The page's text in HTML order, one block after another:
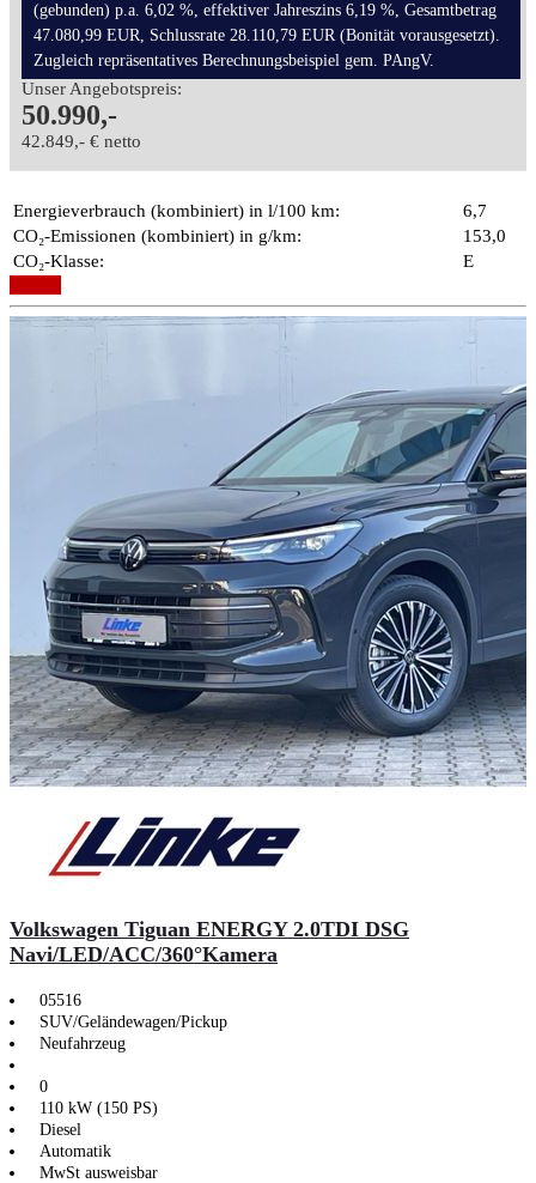
(gebunden) p.a. 6,02 %, effektiver Jahreszins 6,19 %, Gesamtbetrag
47.080,99 EUR, Schlussrate 28.110,79 EUR (Bonität vorausgesetzt).
Zugleich repräsentatives Berechnungsbeispiel gem. PAngV.
Unser Angebotspreis:
50.990,-
42.849,- € netto
Energieverbrauch (kombiniert) in l/100 km:
6,7
CO₂-Emissionen (kombiniert) in g/km:
153,0
CO₂-Klasse:
E
Volkswagen Tiguan ENERGY 2.0TDI DSG
Navi/LED/ACC/360°Kamera
05516
SUV/Geländewagen/Pickup
Neufahrzeug
0
110 kW (150 PS)
Diesel
Automatik
MwSt ausweisbar